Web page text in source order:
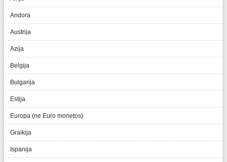
Andora
Austrija
Azija
Belgija
Bulgarija
Estija
Europa (ne Euro monetos)
Graikija
Ispanija